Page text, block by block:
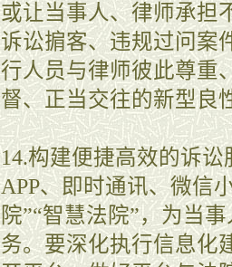
或让当事人、律师承担
诉讼掮客、违规过问案
行人员与律师彼此尊重
督、正当交往的新型良
14.构建便捷高效的诉
APP、即时通讯、微信
院”“智慧法院”，为当
务。要深化执行信息化